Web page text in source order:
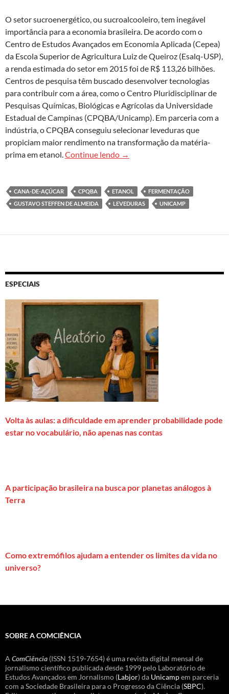
O setor sucroenergético, ou sucroalcooleiro, tem inegável
importância para a economia brasileira. De acordo com o
Centro de Estudos Avançados em Economia Aplicada (Cepea)
da Escola Superior de Agricultura Luiz de Queiroz (Esalq-USP),
a renda estimada do setor em 2015 foi de R$ 113,26 bilhões.
Centros de pesquisa têm buscado desenvolver tecnologias
para contribuir com a área, como o Centro Pluridisciplinar de
Pesquisas Químicas, Biológicas e Agrícolas da Universidade
Estadual de Campinas (CPQBA/Unicamp). Em parceria com a
indústria, o CPQBA conseguiu selecionar leveduras que
propiciam maior rendimento na transformação da matéria-
prima em etanol.Continue lendo Pesquisa com leveduras
→
CANA-DE-AÇÚCAR CPQBA ETANOL
FERMENTAÇÃO
GUSTAVO STEFFEN DE ALMEIDA
LEVEDURAS UNICAMP
ESPECIAIS
Volta às aulas: a dificuldade em aprender probabilidade pode
estar no vocabulário, não apenas nas contas
A participação brasileira na busca por planetas análogos à
Terra
Como extremófilos ajudam a entender os limites da vida no
universo?
SOBRE A COMCIÊNCIA
A ComCiência (ISSN 1519-7654) é uma revista digital mensal de
jornalismo científico publicada desde 1999 pelo Laboratório de
Estudos Avançados em Jornalismo (Labjor) da Unicampem parceria
com a Sociedade Brasileira para o Progresso da Ciência (SBPC).